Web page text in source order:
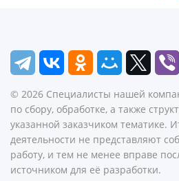
© 2026 Специалисты нашей
по сбору, обработке, а также
указанной заказчиком тематике.
деятельности не представляют
работу, и тем не менее вправе
источником для её разработки.